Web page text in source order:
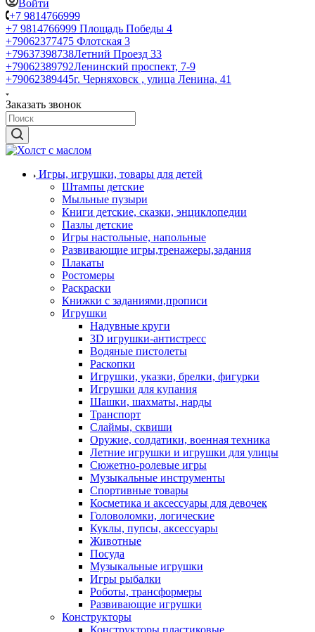
Войти
+7 9814766999
+7 9814766999 Площадь Победы 4
+79062377475 Флотская 3
+79637398738Летний Проезд 33
+79062389792Ленинский проспект, 7-9
+79062389445г. Черняховск , улица Ленина, 41
Заказать звонок
Игры, игрушки, товары для детей
Штампы детские
Мыльные пузыри
Книги детские, сказки, энциклопедии
Пазлы детские
Игры настольные, напольные
Развивающие игры,тренажеры,задания
Плакаты
Ростомеры
Раскраски
Книжки с заданиями,прописи
Игрушки
Надувные круги
3D игрушки-антистресс
Водяные пистолеты
Раскопки
Игрушки, указки, брелки, фигурки
Игрушки для купания
Шашки, шахматы, нарды
Транспорт
Слаймы, сквиши
Оружие, солдатики, военная техника
Летние игрушки и игрушки для улицы
Сюжетно-ролевые игры
Музыкальные инструменты
Спортивные товары
Косметика и аксессуары для девочек
Головоломки, логические
Куклы, пупсы, аксессуары
Животные
Посуда
Музыкальные игрушки
Игры рыбалки
Роботы, трансформеры
Развивающие игрушки
Конструкторы
Конструкторы пластиковые